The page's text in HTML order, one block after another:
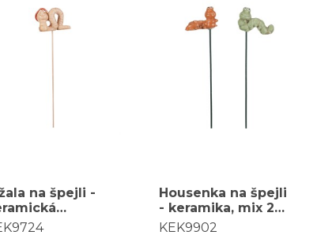
na špejli -
růžová
Housenka na špejli
- keramika, mix 2
druhů, cena za 1 ks
KEK9902